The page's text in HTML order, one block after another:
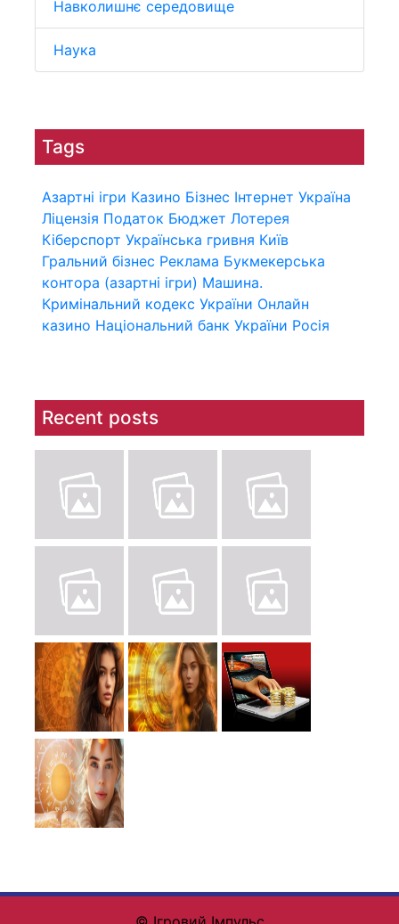
Навколишнє середовище
Наука
Tags
Азартні ігри Казино Бізнес Інтернет Україна
Ліцензія Податок Бюджет Лотерея
Кіберспорт Українська гривня Київ
Гральний бізнес Реклама Букмекерська
контора (азартні ігри) Машина.
Кримінальний кодекс України Онлайн
казино Національний банк України Росія
Recent posts